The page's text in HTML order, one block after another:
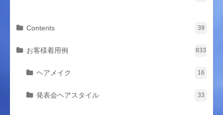
Contents 39
お客様着用例 833
ヘアメイク 16
発表会ヘアスタイル 33